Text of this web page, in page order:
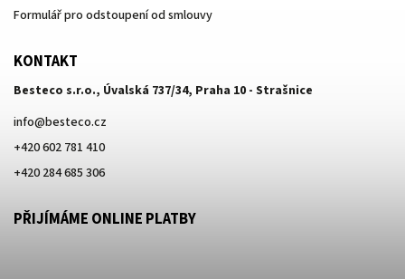
Formulář pro odstoupení od smlouvy
KONTAKT
Besteco s.r.o., Úvalská 737/34, Praha 10 - Strašnice
info@besteco.cz
+420 602 781 410
+420 284 685 306
PŘIJÍMÁME ONLINE PLATBY